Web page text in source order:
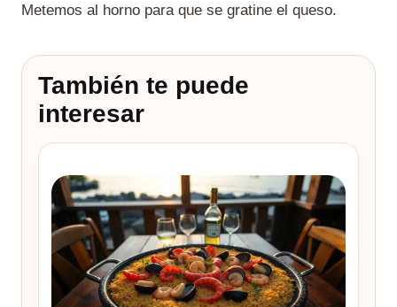
Metemos al horno para que se gratine el queso.
También te puede
interesar